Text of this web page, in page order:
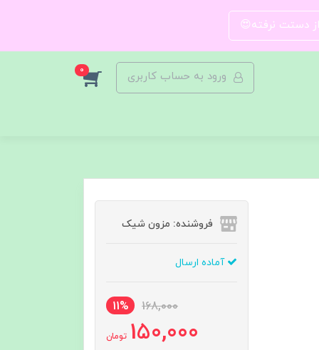
از دستت نرفته😍
ورود به حساب کاربری 0
فروشنده: مزون شیک
آماده ارسال
168,000
11%
150,000 تومان